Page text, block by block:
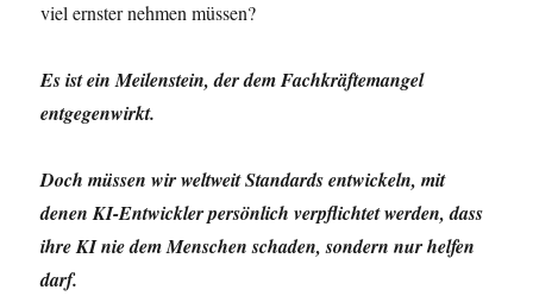
viel ernster nehmen müssen?
Es ist ein Meilenstein, der dem Fachkräftemangel
entgegenwirkt.
Doch müssen wir weltweit Standards entwickeln, mit
denen KI-Entwickler persönlich verpflichtet werden, dass
ihre KI nie dem Menschen schaden, sondern nur helfen
darf.